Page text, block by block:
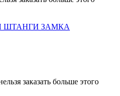
ШТАНГИ ЗАМКА
заказать больше этого